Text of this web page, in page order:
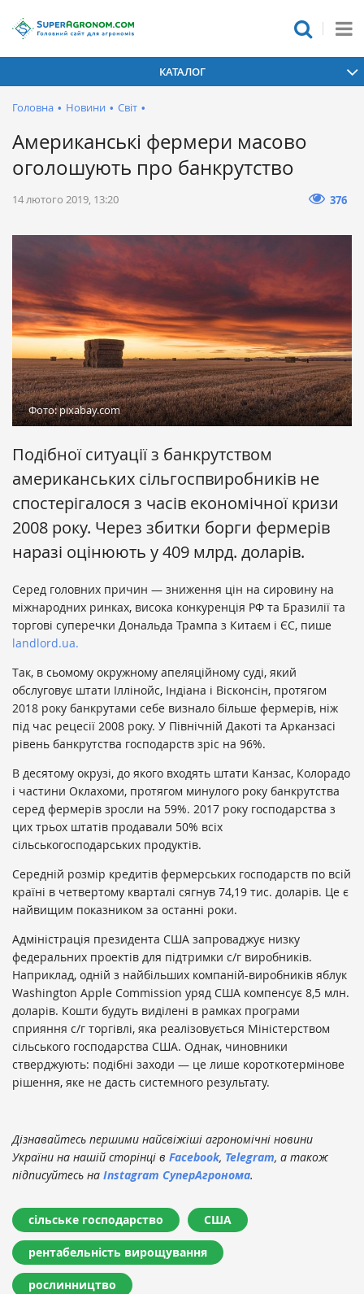
КАТАЛОГ
Головна • Новини • Світ •
Американські фермери масово
оголошують про банкрутство
14 лютого 2019, 13:20 376
Фото: pixabay.com
Подібної ситуації з банкрутством
американських сільгоспвиробників не
спостерігалося з часів економічної кризи
2008 року. Через збитки борги фермерів
наразі оцінюють у 409 млрд. доларів.
Серед головних причин — зниження цін на сировину на
міжнародних ринках, висока конкуренція РФ та Бразилії та
торгові суперечки Дональда Трампа з Китаєм і ЄС, пише
landlord.ua.
Так, в сьомому окружному апеляційному суді, який
обслуговує штати Іллінойс, Індіана і Вісконсін, протягом
2018 року банкрутами себе визнало більше фермерів, ніж
під час рецесії 2008 року. У Північній Дакоті та Арканзасі
рівень банкрутства господарств зріс на 96%.
В десятому окрузі, до якого входять штати Канзас, Колорадо
і частини Оклахоми, протягом минулого року банкрутства
серед фермерів зросли на 59%. 2017 року господарства з
цих трьох штатів продавали 50% всіх
сільськогосподарських продуктів.
Середній розмір кредитів фермерських господарств по всій
країні в четвертому кварталі сягнув 74,19 тис. доларів. Це є
найвищим показником за останні роки.
Адміністрація президента США запроваджує низку
федеральних проектів для підтримки с/г виробників.
Наприклад, одній з найбільших компаній-виробників яблук
Washington Apple Commission уряд США компенсує 8,5 млн.
доларів. Кошти будуть виділені в рамках програми
сприяння с/г торгівлі, яка реалізовується Міністерством
сільського господарства США. Однак, чиновники
стверджують: подібні заходи — це лише короткотермінове
рішення, яке не дасть системного результату.
Дізнавайтесь першими найсвіжіші агрономічні новини
України на нашій сторінці в Facebook, Telegram, а також
підписуйтесь на Instagram СуперАгронома.
сільське господарство США
рентабельність вирощування
рослинництво